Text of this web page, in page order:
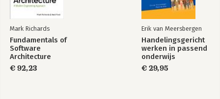
Bekijk alle boeken
Mark Richards
Fundamentals of
Software
Architecture
€ 92,23
Erik van Meersbergen
Handelingsgericht
werken in passend
onderwijs
€ 29,95